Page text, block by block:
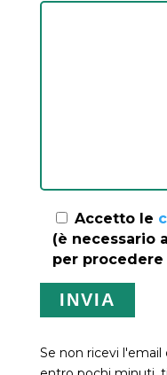
Accetto le
(è necessario
per
Se non ricevi